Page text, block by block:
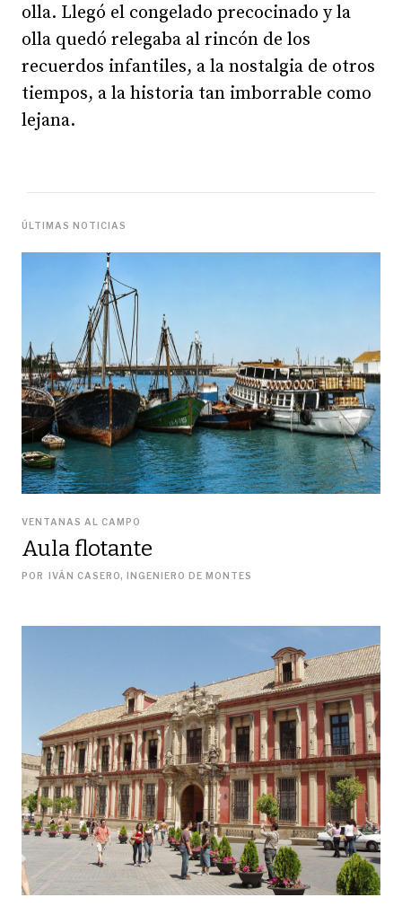
olla. Llegó el congelado precocinado y la
olla quedó relegaba al rincón de los
recuerdos infantiles, a la nostalgia de otros
tiempos, a la historia tan imborrable como
lejana.
ÚLTIMAS NOTICIAS
VENTANAS AL CAMPO
Aula flotante
POR IVÁN CASERO, INGENIERO DE MONTES